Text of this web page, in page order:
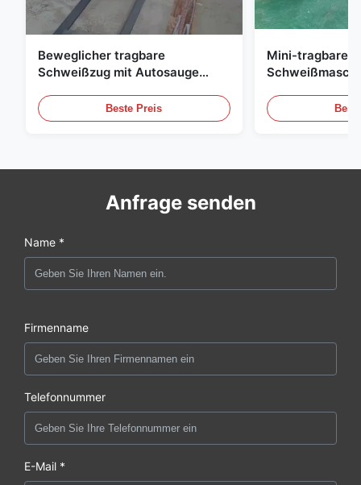
Beweglicher tragbare
Schweißzug mit Autosauge
Schweißwagen für den
Schiffbau
Beste Preis
Mini-tragbare
Anfrage senden
Name *
Firmenname
Telefonnummer
E-Mail *